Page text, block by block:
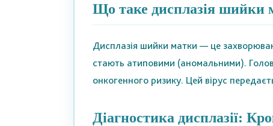
Що таке дисплазія шийки
Дисплазія шийки матки — це
стають атиповими (аномальними).
онкогенного ризику. Цей вірус
Діагностика дисплазії: